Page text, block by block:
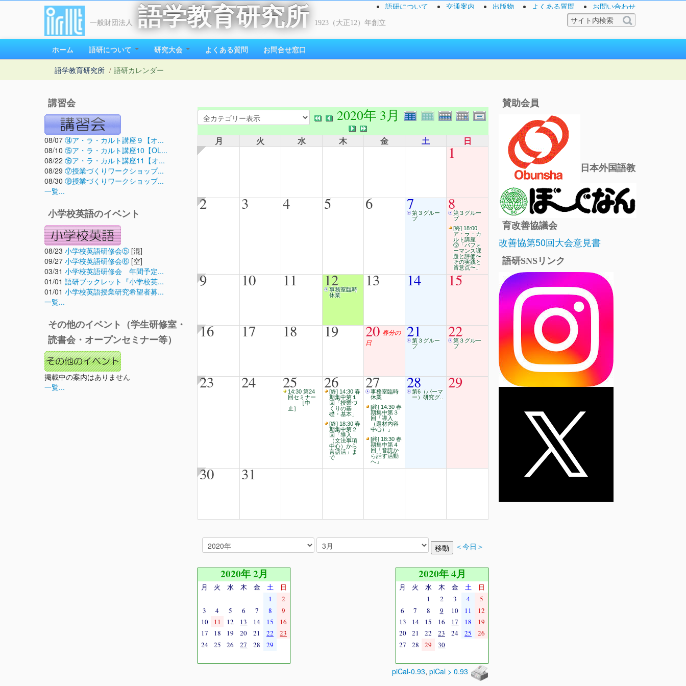
一般財団法人 語学教育研究所 1923（大正12）年創立
語研について 交通案内 出版物 よくある質問 お問い合わせ
ホーム 語研について 研究大会 よくある質問 お問合せ窓口
語学教育研究所 / 語研カレンダー
講習会
08/07 ⑭ア・ラ・カルト講座９【オ...
08/10 ⑮ア・ラ・カルト講座10【OL...
08/22 ⑯ア・ラ・カルト講座11【オ...
08/29 ⑰授業づくりワークショップ...
08/30 ⑱授業づくりワークショップ...
一覧...
小学校英語のイベント
08/23 小学校英語研修会⑤ [混]
09/27 小学校英語研修会⑥ [空]
03/31 小学校英語研修会 年間予定...
01/01 語研ブックレット『小学校英...
01/01 小学校英語授業研究希望者募...
一覧...
その他のイベント（学生研修室・
読書会・オープンセミナー等）
掲載中の案内はありません
一覧...
2020年 3月
月 火 水 木 金 土 日
1
2 3 4 5 6 7第３グルー
プ
8第３グルー
プ
[終] 18:00
ア・ラ・カ
ルト講座
⑫「パフォ
ーマンス課
題と評価〜
その実践と
留意点〜」
9 10 11 12
事務室臨時
休業
13 14 15
16 17 18 19 20 春分の
日
21
第３グルー
プ
22
第３グルー
プ
23 24 25
14:30 第24
回セミナー
［中
止］
26
[終] 14:30 春
期集中第１
回「授業づ
くりの基
礎・基本」
[終] 18:30 春
期集中第２
回「導入
（文法事項
中心）から
言語活」ま
で
27
事務室臨時
休業
[終] 14:30 春
期集中第３
回「導入
（題材内容
中心）」
[終] 18:30 春
期集中第４
回「音読か
ら話す活動
へ」
28
第6（パーマ
ー）研究グ..
29
30 31
＜今日＞
2020年 2月
月 火 水 木 金 土
日
1
2
3
4 5 6 7 8
9
10
11 12 13 14 15
16
17
18 19 20 21 22
23
24
25 26 27 28 29
2020年 4月
月 火 水 木 金 土
日
1
2 3 4
5
6
7 8 9 10 11
12
13
14 15 16 17 18
19
20
21 22 23 24 25
26
27
28 29 30
piCal-0.93, piCal > 0.93
賛助会員
日本外国語教
育改善協議会
改善協第50回大会意見書
語研SNSリンク